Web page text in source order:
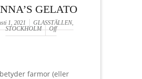
GELATO
1, 2021 GLASSTÄLLEN,
STOCKHOLM
Off
farmor (eller